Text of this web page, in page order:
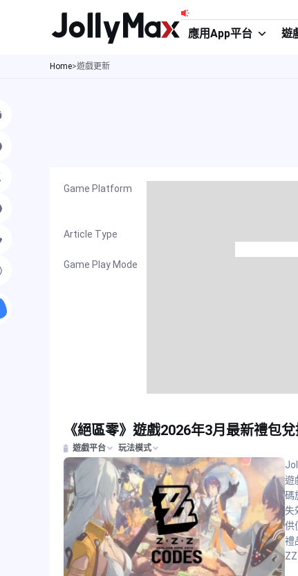
容
應用App平台 遊
Home>遊戲更新
Game Platform
Article Type
Game Play Mode
《絕區零》遊戲2026年3月最新禮包
遊戲平台 玩法模式
遊
碼
失
供
禮